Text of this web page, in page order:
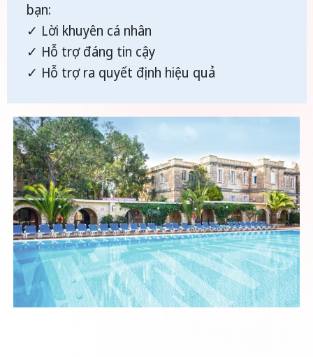
bạn:
✓ Lời khuyên cá nhân
✓ Hỗ trợ đáng tin cậy
✓ Hỗ trợ ra quyết định hiệu quả